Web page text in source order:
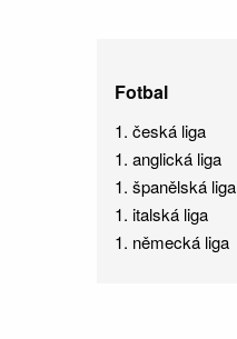
Fotbal
1. česká liga
1. anglická liga
1. španělská liga
1. italská liga
1. německá liga